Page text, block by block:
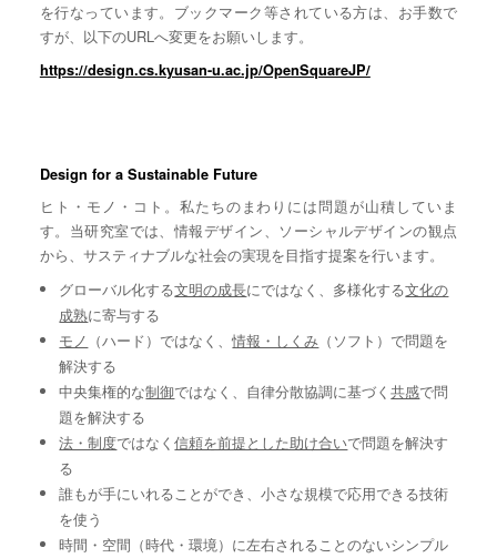
を行なっています。ブックマーク等されている方は、お手数で
すが、以下のURLへ変更をお願いします。
https://design.cs.kyusan-u.ac.jp/OpenSquareJP/
Design for a Sustainable Future
ヒト・モノ・コト。私たちのまわりには問題が山積していま
す。当研究室では、情報デザイン、ソーシャルデザインの観点
から、サスティナブルな社会の実現を目指す提案を行います。
グローバル化する文明の成長にではなく、多様化する文化の
成熟に寄与する
モノ （ハード）ではなく、情報・しくみ （ソフト）で問題を
解決する
中央集権的な制御ではなく、自律分散協調に基づく共感で問
題を解決する
法・制度ではなく信頼を前提とした助け合いで問題を解決す
る
誰もが手にいれることができ、小さな規模で応用できる技術
を使う
時間・空間（時代・環境）に左右されることのないシンプル